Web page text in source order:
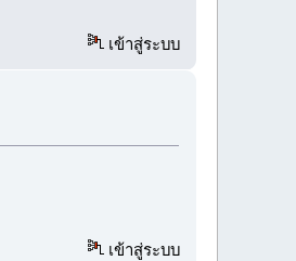
เข้าสู่ระบบ
เข้าสู่ระบบ